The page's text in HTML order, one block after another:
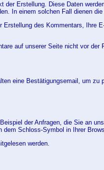
Erstellung. Diese Daten
In einem solchen Fall dienen
des Kommentars, Ihre
auf unserer Seite nicht vor
eine Bestätigungsemail, um
der Anfragen, die Sie an
Schloss-Symbol in Ihrer
werden.